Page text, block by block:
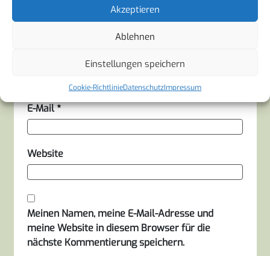
Akzeptieren
Ablehnen
Einstellungen speichern
Cookie-RichtlinieDatenschutzImpressum
E-Mail*
Website
Meinen Namen, meine E-Mail-Adresse und
meine Website in diesem Browser für die
nächste Kommentierung speichern.